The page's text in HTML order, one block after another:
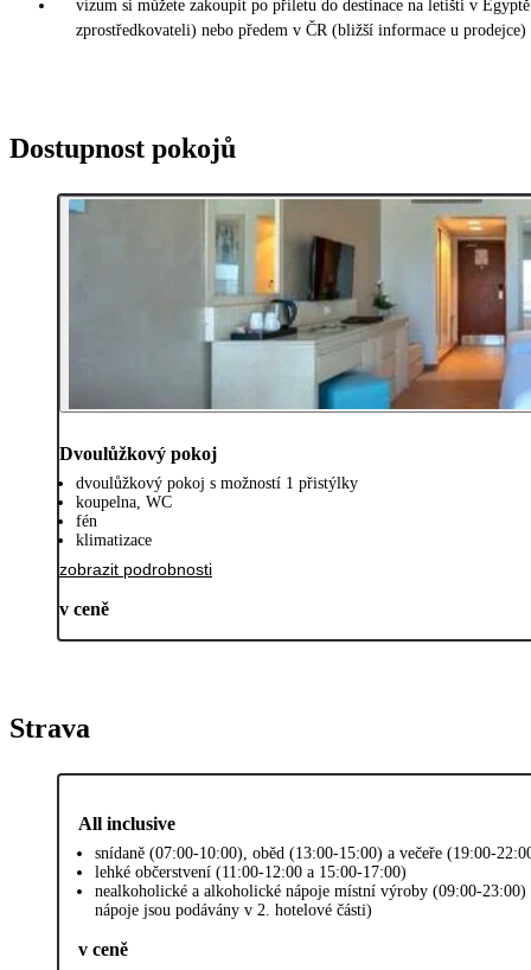
vízum si můžete zakoupit po příletu do destinace na letišti v
zprostředkovateli) nebo předem v ČR (bližší informace u prodejce)
Dostupnost pokojů
Dvoulůžkový pokoj
dvoulůžkový pokoj s možností 1 přistýlky
koupelna, WC
fén
klimatizace
zobrazit podrobnosti
v ceně
Strava
All inclusive
snídaně (07:00-10:00), oběd (13:00-15:00) a večeře (19:00-
lehké občerstvení (11:00-12:00 a 15:00-17:00)
nealkoholické a alkoholické nápoje místní výroby (09:00-23:00)
nápoje jsou podávány v 2. hotelové části)
v ceně